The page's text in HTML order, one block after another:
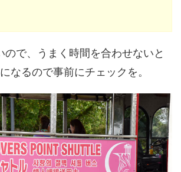
ので、うまく時間を合わせないと
なるので事前にチェックを。